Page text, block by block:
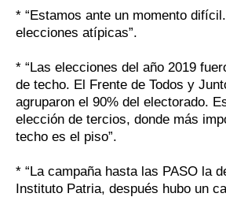
* “Estamos ante un momento
elecciones atípicas”.
* “Las elecciones del año 2019
de techo. El Frente de Todos y
agruparon el 90% del electorado.
elección de tercios, donde más
techo es el piso”.
* “La campaña hasta las PASO la
Instituto Patria, después hubo un